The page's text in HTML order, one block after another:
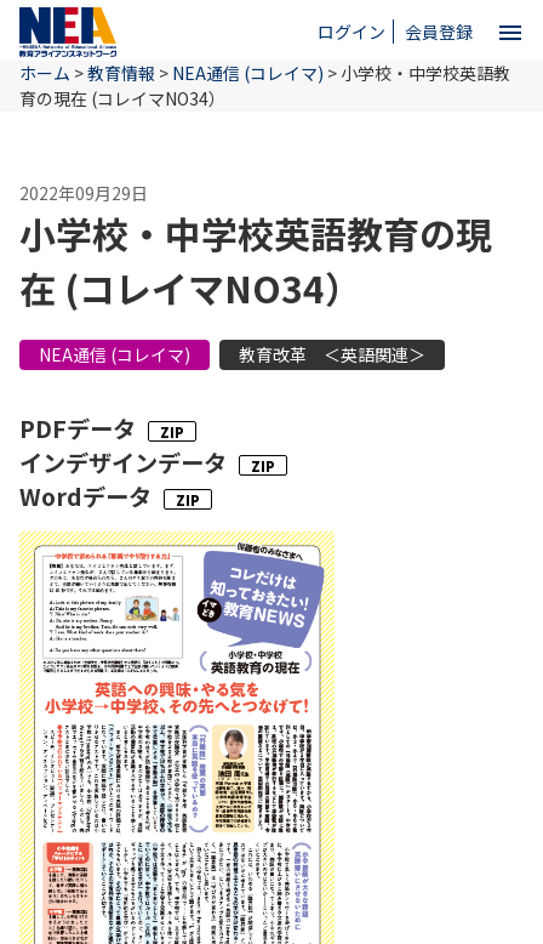
ログイン 会員登録 menu
ホーム
NEAとは
教育情報
お問い合わせ
ホーム >教育情報 > NEA通信 (コレイマ) > 小学校・中学校英語教
育の現在 (コレイマNO34）
2022年09月29日
小学校・中学校英語教育の現
在 (コレイマNO34）
NEA通信 (コレイマ) 教育改革 ＜英語関連＞
PDFデータ
インデザインデータ
Wordデータ